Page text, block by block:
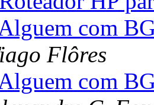
com
Flôres
com